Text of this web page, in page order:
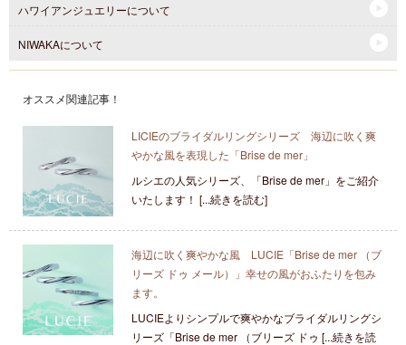
ハワイアンジュエリーについて
NIWAKAについて
オススメ関連記事！
LICIEのブライダルリングシリーズ 海辺に吹く爽
やかな風を表現した「Brise de mer」
ルシエの人気シリーズ、「Brise de mer」をご紹介
いたします！ [...続きを読む]
海辺に吹く爽やかな風 LUCIE「Brise de mer （ブ
リーズ ドゥ メール）」幸せの風がおふたりを包み
ます。
LUCIEよりシンプルで爽やかなブライダルリングシ
リーズ「Brise de mer （ブリーズ ドゥ [...続きを読